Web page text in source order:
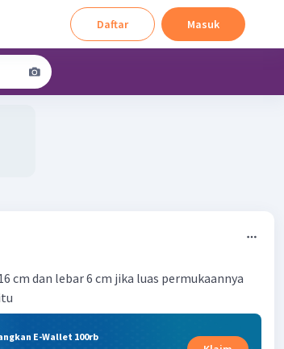
Daftar Masuk
cm dan lebar 6 cm jika luas permukaannya
E-Wallet 100rb